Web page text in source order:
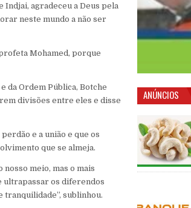
Indjai, agradeceu a Deus pela
neste mundo a não ser
Mohamed, porque
da Ordem Pública, Botche
divisões entre eles e disse
e a união e que os
que se almeja.
meio, mas o mais
ultrapassar os diferendos
sublinhou.
ANÚNCIOS